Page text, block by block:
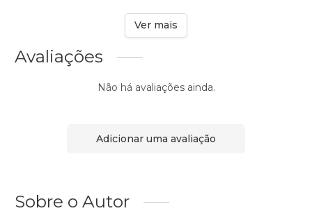
Ver mais
Avaliações
Não há avaliações ainda.
Adicionar uma avaliação
Sobre o Autor